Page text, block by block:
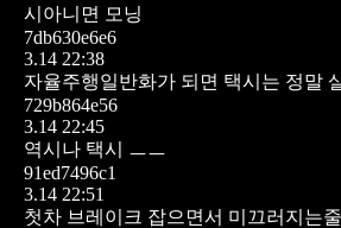
시아니면 모닝
7db630e6e6
3.14 22:38
자율주행일반화가 되면 택시는 정말
729b864e56
3.14 22:45
역시나 택시
ㅡㅡ
91ed7496c1
3.14 22:51
첫차 브레이크 잡으면서 미끄러지는